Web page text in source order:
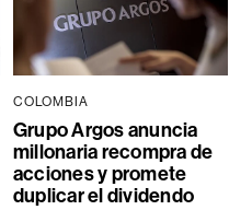
COLOMBIA
Grupo Argos anuncia
millonaria recompra de
acciones y promete
duplicar el dividendo